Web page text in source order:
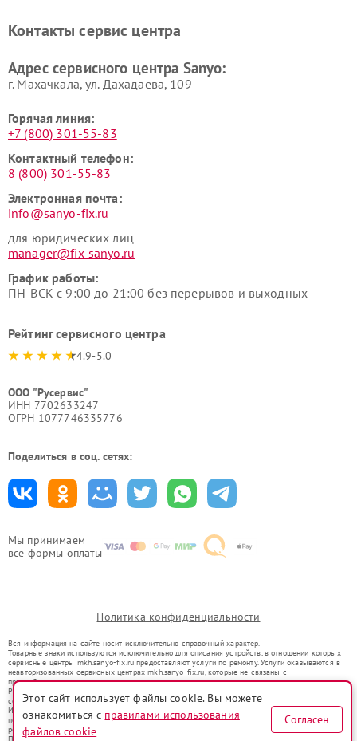
Мы принимаем
все формы оплаты
Контакты сервис центра
Адрес сервисного центра Sanyo:
г. Махачкала, ул. Дахадаева, 109
Горячая линия:
+7 (800) 301-55-83
Контактный телефон:
8 (800) 301-55-83
Электронная почта:
info@sanyo-fix.ru
для юридических лиц
manager@fix-sanyo.ru
График работы:
ПН-ВСК с 9:00 до 21:00 без перерывов и выходных
Рейтинг сервисного центра
4.9-5.0
ООО "Русервис"
ИНН 7702633247
ОГРН 1077746335776
Поделиться в соц. сетях:
Политика конфиденциальности
Вся информация на сайте носит исключительно справочный характер.
Товарные знаки используются исключительно для описания устройств, в отношении которых
сервисные центры mkh.sanyo-fix.ru предоставляют услуги по ремонту. Услуги оказываются в
неавторизованных сервисных центрах mkh.sanyo-fix.ru, которые не связаны с
правообладателями товарных знаков или их официальными представителями.
Ремонт осуществляется для устройств, уже введенных в гражданский оборот в соответствии
со статьей 1487 ГК РФ.
Использование товарных знаков не преследует цели индивидуализации услуг или введения
потребителей в заблуждение, а служит для информирования о предоставляемых услугах по
ремонту техники указанных брендов.
Этот сайт использует файлы cookie. Вы можете
ознакомиться с правилами использования
файлов cookie
Согласен